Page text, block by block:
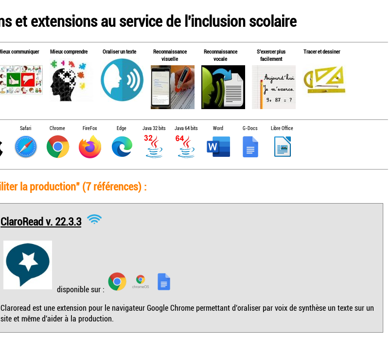
et extensions au service de l'inclusion scolaire
communiquer Mieux comprendre Oraliser un texte
Reconnaissance
visuelle
Reconnaissance
vocale
S'exercer plus
facilement
Tracer et dessiner
Safari Chrome FireFox Edge Java 32 bits Java 64 bits Word G-Docs Libre Office
la production" (7 références) :
ClaroRead v. 22.3.3
disponible sur :
Claroread est une extension pour le navigateur Google Chrome permettant d'oraliser par voix de synthèse un texte sur un
site et même d'aider à la production.